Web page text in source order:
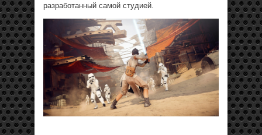
разработанный самой студией.